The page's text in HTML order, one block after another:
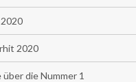
2020
die Nummer 1